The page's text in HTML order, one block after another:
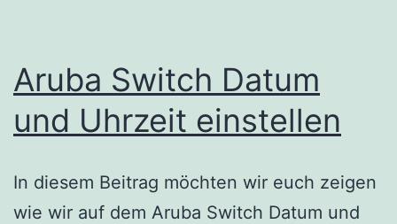
Aruba Switch Datum
und Uhrzeit einstellen
In diesem Beitrag möchten wir euch zeigen
wie wir auf dem Aruba Switch Datum und